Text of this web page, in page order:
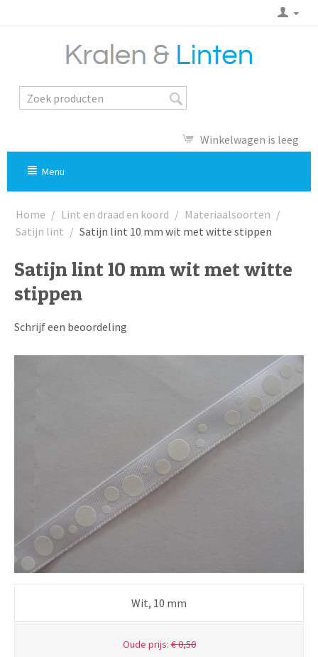
Winkelwagen is leeg
Menu
Home / Lint en draad en koord / Materiaalsoorten /
Satijn lint / Satijn lint 10 mm wit met witte stippen
Satijn lint 10 mm wit met witte
stippen
Schrijf een beoordeling
Wit, 10 mm
Oude prijs:€0,50